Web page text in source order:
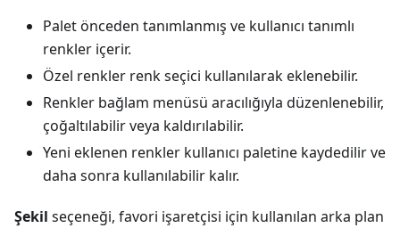
Palet önceden tanımlanmış ve kullanıcı tanımlı
renkler içerir.
Özel renkler renk seçici kullanılarak eklenebilir.
Renkler bağlam menüsü aracılığıyla düzenlenebilir,
çoğaltılabilir veya kaldırılabilir.
Yeni eklenen renkler kullanıcı paletine kaydedilir ve
daha sonra kullanılabilir kalır.
Şekil seçeneği, favori işaretçisi için kullanılan arka plan